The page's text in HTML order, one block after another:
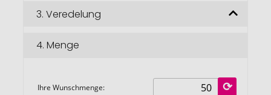
3. Veredelung
4. Menge
Ihre Wunschmenge: